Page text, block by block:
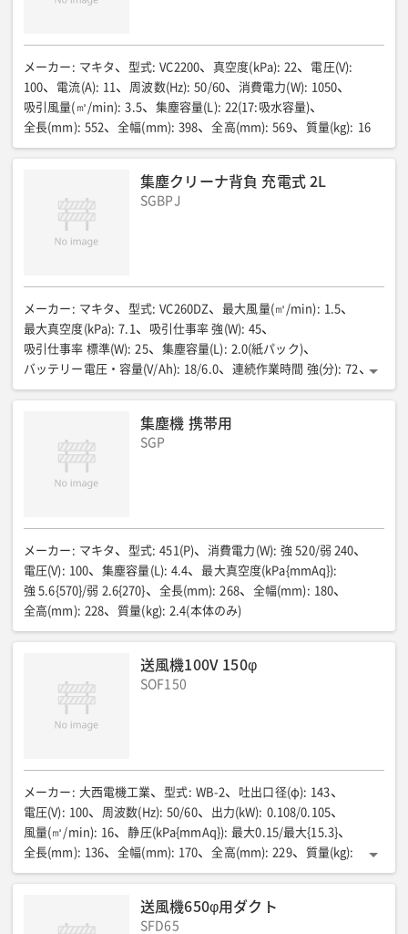
メーカー : マキタ 型式: VC2200 真空度(kPa): 22 電圧(V):
100
電流(A): 11 周波数(Hz): 50/60 消費電力(W): 1050
吸引風量(㎥/min): 3.5 集塵容量(L): 22(17:吸水容量)
全長(mm): 552 全幅(mm): 398 全高(mm): 569 質量(kg): 16
集塵クリーナ背負 充電式 2L
SGBPJ
メーカー : マキタ 型式: VC260DZ 最大風量(㎥/min): 1.5
最大真空度(kPa): 7.1 吸引仕事率 強(W): 45
吸引仕事率 標準(W): 25 集塵容量(L): 2.0(紙パック)
バッテリー電圧・容量(V/Ah): 18/6.0 連続作業時間 強(分): 72
連続作業時間 標準(分): 108 全長(mm): 152 全幅(mm): 230
集塵機 携帯用
SGP
メーカー : マキタ 型式: 451(P) 消費電力(W): 強 520/弱 240
電圧(V): 100 集塵容量(L): 4.4 最大真空度(kPa{mmAq}):
強 5.6{570}/弱 2.6{270}
全長(mm): 268 全幅(mm): 180
全高(mm): 228 質量(kg): 2.4(本体のみ)
送風機100V 150φ
SOF150
メーカー : 大西電機工業 型式: WB-2 吐出口径(φ): 143
電圧(V): 100 周波数(Hz): 50/60 出力(kW): 0.108/0.105
風量(㎥/min): 16 静圧(kPa{mmAq}): 最大0.15/最大{15.3}
全長(mm): 136 全幅(mm): 170 全高(mm): 229 質量(kg):
1.8
コード長(m): 3
送風機650φ用ダクト
SFD65